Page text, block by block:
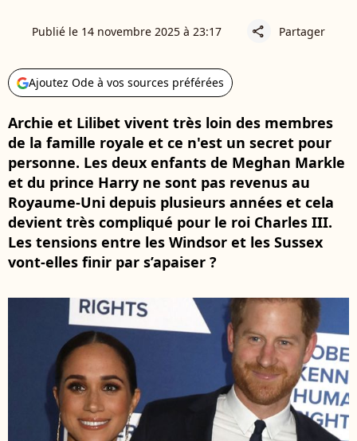
Publié le 14 novembre 2025 à 23:17 share Partager
Ajoutez Ode à vos sources préférées
Archie et Lilibet vivent très loin des membres
de la famille royale et ce n'est un secret pour
personne. Les deux enfants de Meghan Markle
et du prince Harry ne sont pas revenus au
Royaume-Uni depuis plusieurs années et cela
devient très compliqué pour le roi Charles III.
Les tensions entre les Windsor et les Sussex
vont-elles finir par s’apaiser ?